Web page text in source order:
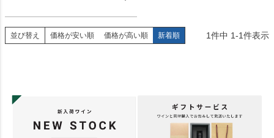
並び替え 価格が安い順 価格が高い順 新着順 1件中 1-1件表示